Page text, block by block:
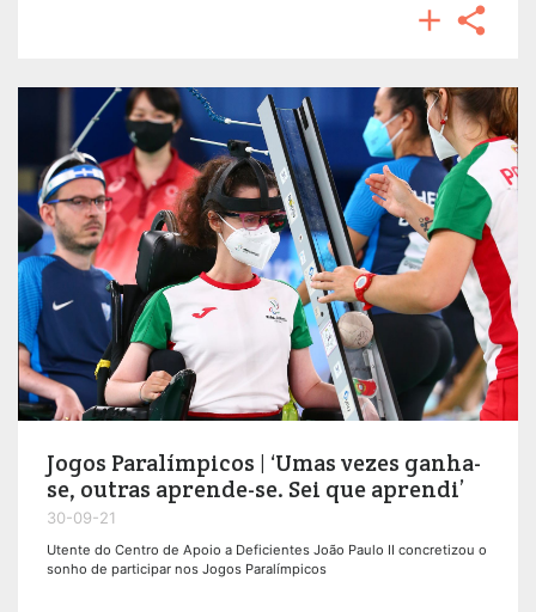
 
Jogos Paralímpicos | ‘Umas vezes ganha-
se, outras aprende-se. Sei que aprendi’
30-09-21
Utente do Centro de Apoio a Deficientes João Paulo II concretizou o
sonho de participar nos Jogos Paralímpicos